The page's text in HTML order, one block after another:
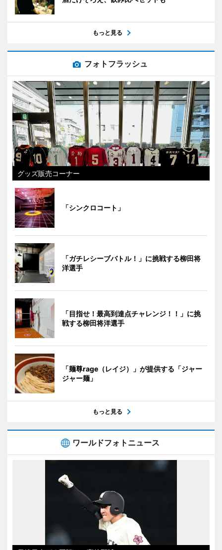
もっと見る
フォトフラッシュ
グッズ販売コーナー
「シンクロコート」
「ガチレシーブバトル！」に挑戦する柳田将
洋選手
「目指せ！最高到達点チャレンジ！！」に挑
戦する柳田将洋選手
「麺尊rage（レイジ）」が提供する「ジャー
ジャー麺」
もっと見る
ワールドフォトニュース